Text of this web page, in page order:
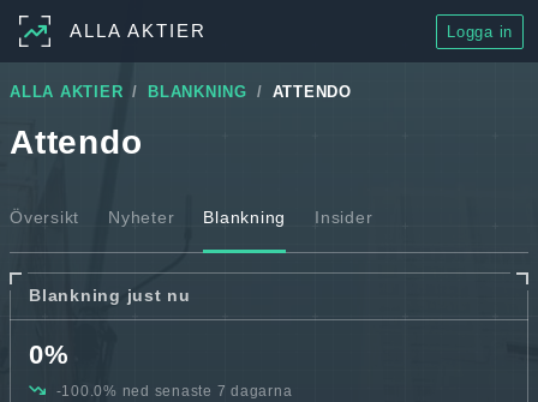
ALLA AKTIER Logga in
ALLA AKTIER BLANKNING ATTENDO
Attendo
Översikt Nyheter Blankning Insider
Blankning just nu
0%
-100.0% ned senaste 7 dagarna